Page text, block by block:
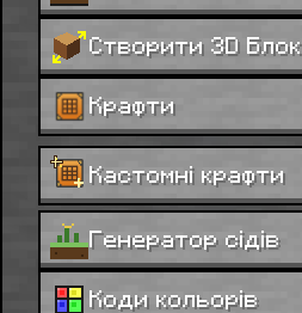
Створити 3D Блок
Крафти
Кастомні крафти
Генератор сідів
Коди кольорів